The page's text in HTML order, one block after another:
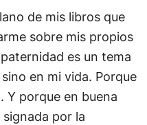
de mis libros que
sobre mis propios
es un tema
en mi vida. Porque
Y porque en buena
por la